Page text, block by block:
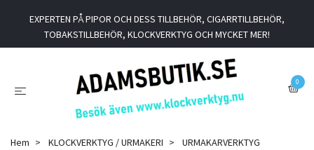
EXPERTEN PÅ PIPOR OCH DESS TILLBEHÖR, CIGARRTILLBEHÖR,
TOBAKSTILLBEHÖR, KLOCKVERKTYG OCH MYCKET MER!
0
Hem KLOCKVERKTYG / URMAKERI
URMAKARVERKTYG